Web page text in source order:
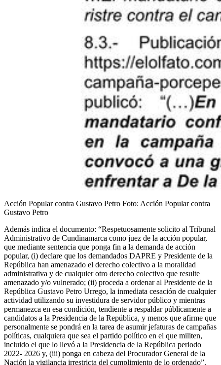
Acción Popular contra Gustavo Petro Foto: Acción Popular contra
Gustavo Petro
Además indica el documento: “Respetuosamente solicito al Tribunal
Administrativo de Cundinamarca como juez de la acción popular,
que mediante sentencia que ponga fin a la demanda de acción
popular, (i) declare que los demandados DAPRE y Presidente de la
República han amenazado el derecho colectivo a la moralidad
administrativa y de cualquier otro derecho colectivo que resulte
amenazado y/o vulnerado; (ii) proceda a ordenar al Presidente de la
República Gustavo Petro Urrego, la inmediata cesación de cualquier
actividad utilizando su investidura de servidor público y mientras
permanezca en esa condición, tendiente a respaldar públicamente a
candidatos a la Presidencia de la República, y menos que afirme que
personalmente se pondrá en la tarea de asumir jefaturas de campañas
políticas, cualquiera que sea el partido político en el que militen,
incluido el que lo llevó a la Presidencia de la República periodo
2022- 2026 y, (iii) ponga en cabeza del Procurador General de la
Nación la vigilancia irrestricta del cumplimiento de lo ordenado”.